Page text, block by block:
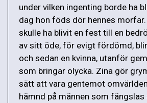
under vilken ingenting borde ha
dag hon föds dör hennes
skulle ha blivit en fest till en
av sitt öde, för evigt fördömd,
och sedan en kvinna, utanför
som bringar olycka. Zina gör
sätt att vara gentemot
hämnd på männen som fängslas